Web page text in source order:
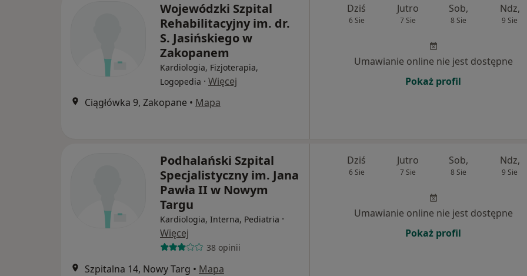
Wojewódzki Szpital
Rehabilitacyjny im. dr.
S. Jasińskiego w
Zakopanem
Kardiologia, Fizjoterapia,
Logopedia · Więcej
Ciągłówka 9, Zakopane • Mapa
Dziś
6 Sie
Jutro
7 Sie
Sob,
8 Sie
Ndz,
9 Sie
Umawianie online nie jest dostępne
Pokaż profil
Podhalański Szpital
Specjalistyczny im. Jana
Pawła II w Nowym
Targu
Kardiologia, Interna, Pediatria ·
Więcej
38 opinii
Szpitalna 14, Nowy Targ • Mapa
Dziś
6 Sie
Jutro
7 Sie
Sob,
8 Sie
Ndz,
9 Sie
Umawianie online nie jest dostępne
Pokaż profil